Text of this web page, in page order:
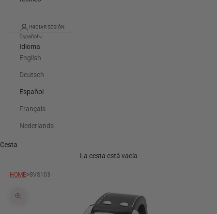
INICIAR SESIÓN
Español
Idioma
English
Deutsch
Español
Français
Nederlands
Cesta
La cesta está vacía
HOME>SVS103
Zoom